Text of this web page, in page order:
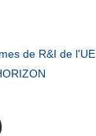
de R&I de l'UE